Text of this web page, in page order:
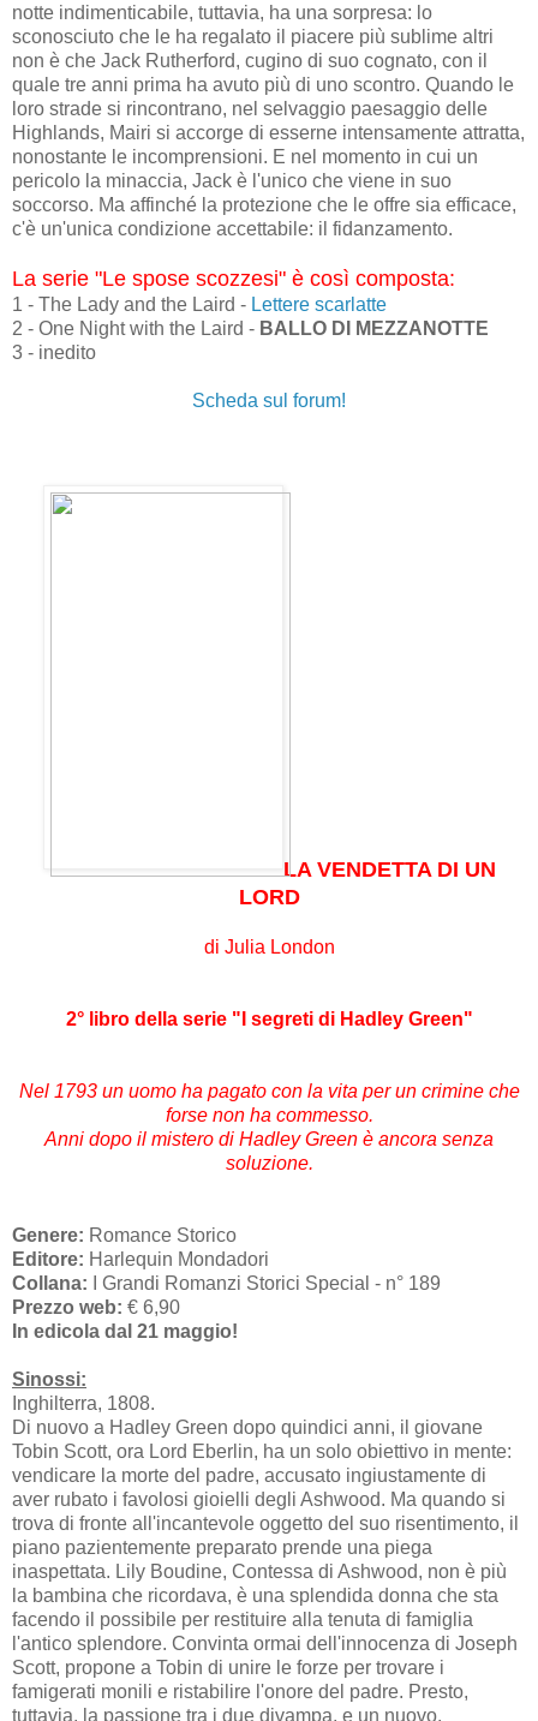
notte indimenticabile, tuttavia, ha una sorpresa: lo
sconosciuto che le ha regalato il piacere più sublime altri
non è che Jack Rutherford, cugino di suo cognato, con il
quale tre anni prima ha avuto più di uno scontro. Quando le
loro strade si rincontrano, nel selvaggio paesaggio delle
Highlands, Mairi si accorge di esserne intensamente attratta,
nonostante le incomprensioni. E nel momento in cui un
pericolo la minaccia, Jack è l'unico che viene in suo
soccorso. Ma affinché la protezione che le offre sia efficace,
c'è un'unica condizione accettabile: il fidanzamento.
La serie "Le spose scozzesi" è così composta:
1 - The Lady and the Laird - Lettere scarlatte
2 - One Night with the Laird - BALLO DI MEZZANOTTE
3 - inedito
Scheda sul forum!
LA VENDETTA DI UN
LORD
di Julia London
2° libro della serie "I segreti di Hadley Green"
Nel 1793 un uomo ha pagato con la vita per un crimine che
forse non ha commesso.
Anni dopo il mistero di Hadley Green è ancora senza
soluzione.
Genere: Romance Storico
Editore: Harlequin Mondadori
Collana: I Grandi Romanzi Storici Special - n° 189
Prezzo web: € 6,90
In edicola dal 21 maggio!
Sinossi:
Inghilterra, 1808.
Di nuovo a Hadley Green dopo quindici anni, il giovane
Tobin Scott, ora Lord Eberlin, ha un solo obiettivo in mente:
vendicare la morte del padre, accusato ingiustamente di
aver rubato i favolosi gioielli degli Ashwood. Ma quando si
trova di fronte all'incantevole oggetto del suo risentimento, il
piano pazientemente preparato prende una piega
inaspettata. Lily Boudine, Contessa di Ashwood, non è più
la bambina che ricordava, è una splendida donna che sta
facendo il possibile per restituire alla tenuta di famiglia
l'antico splendore. Convinta ormai dell'innocenza di Joseph
Scott, propone a Tobin di unire le forze per trovare i
famigerati monili e ristabilire l'onore del padre. Presto,
tuttavia, la passione tra i due divampa, e un nuovo,